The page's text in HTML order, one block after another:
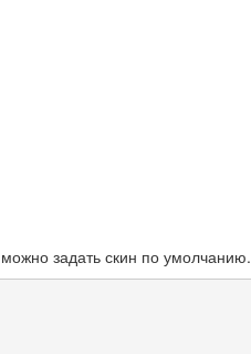
можно задать скин по умолчанию.